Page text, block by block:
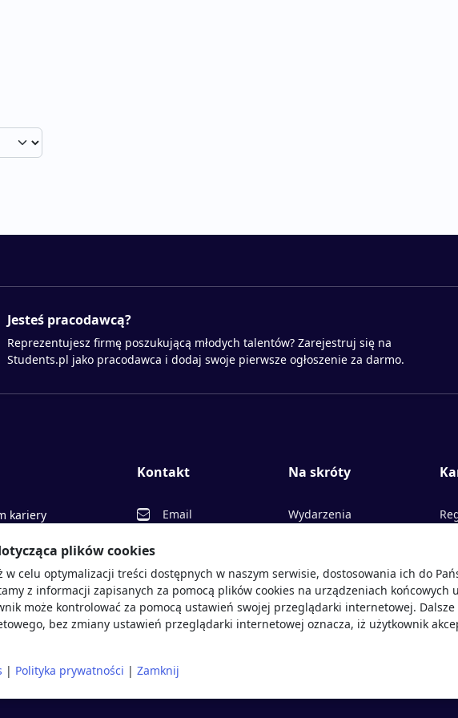
Jesteś pracodawcą?
Reprezentujesz firmę poszukującą młodych talentów? Zarejestruj się na
Students.pl jako pracodawca i dodaj swoje pierwsze ogłoszenie za darmo.
kariery
Kontakt
Email
Twitter
LinkedIn
Na skróty
Wydarzenia
Rekrutujemy sprawdź
Polityka cookies
Polityka prywatności
plików cookies
w celu optymalizacji treści dostępnych w naszym serwisie, dostosowania ich do
z informacji zapisanych za pomocą plików cookies na urządzeniach końcowych
może kontrolować za pomocą ustawień swojej przeglądarki internetowej.
bez zmiany ustawień przeglądarki internetowej oznacza, iż użytkownik
| Polityka prywatności | Zamknij